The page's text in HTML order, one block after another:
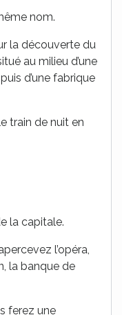
nom.
la découverte du
au milieu d’une
d’une fabrique
train de nuit en
la capitale.
l’opéra,
la banque de
ferez une